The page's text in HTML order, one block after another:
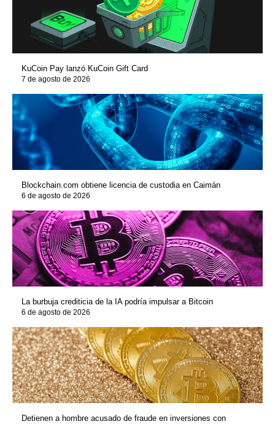
KuCoin Pay lanzó KuCoin Gift Card
7 de agosto de 2026
Blockchain.com obtiene licencia de custodia en Caimán
6 de agosto de 2026
La burbuja crediticia de la IA podría impulsar a Bitcoin
6 de agosto de 2026
Detienen a hombre acusado de fraude en inversiones con